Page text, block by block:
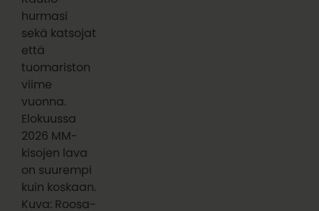
hurmasi
sekä katsojat
että
tuomariston
viime
vuonna.
Elokuussa
2026 MM-
kisojen lava
on suurempi
kuin koskaan.
Kuva: Roosa-